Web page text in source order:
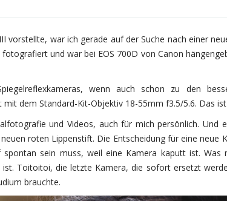
war ich gerade auf der Suche nach einer
und war bei EOS 700D von Canon
wenn auch schon zu den
dem Standard-Kit-Objektiv 18-55mm f3.5/5.6. Das ist
und Videos, auch für mich persönlich. Und
roten Lippenstift. Die Entscheidung für eine neue
sein muss, weil eine Kamera kaputt ist. Was
Toitoitoi, die letzte Kamera, die sofort ersetzt
brauchte.